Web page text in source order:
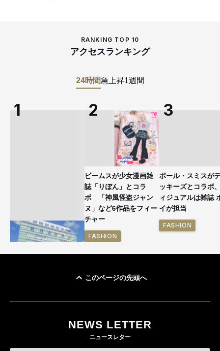
RANKING TOP 10
アクセスランキング
24時間急上昇1週間
ビームスが少女漫画雑
誌「りぼん」とコラ
ボ 「神風怪盗ジャン
ヌ」など6作品をフィー
チャー
FASHION
ポール・スミスが
ッキーズとコラボ
ィジュアルは雑誌
イが担当
FASHION
このページの先頭へ
NEWS LETTER
ニュースレター